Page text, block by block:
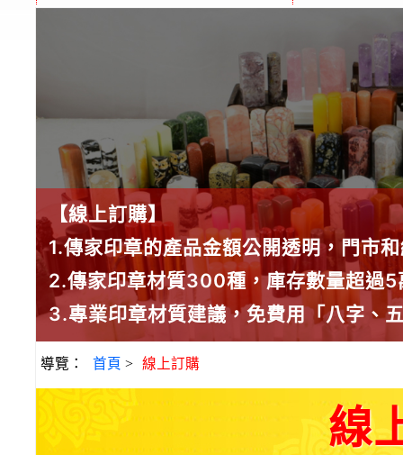
【線上訂購】
1.傳家印章的產品金額公開透明，門市
2.傳家印章材質300種，庫存數量超過
3.專業印章材質建議，免費用「八字、
導覽： 首頁 > 線上訂購
線